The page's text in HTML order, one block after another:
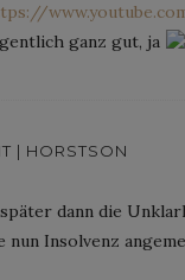
ganz gut, ja
| HORSTSON
dann die
nun Insolvenz